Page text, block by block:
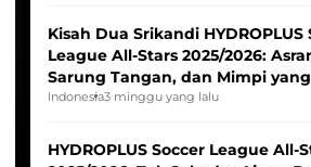
Kisah Dua Srikandi HYDROPLUS
League All-Stars 2025/2026:
Sarung Tangan, dan Mimpi
Pernah Padam
Indonesia3 minggu yang lalu
HYDROPLUS Soccer League All-